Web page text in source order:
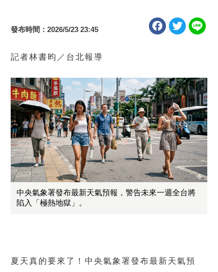
發布時間：2026/5/23 23:45
記者林書昀／台北報導
中央氣象署發布最新天氣預報，警告未來一週全台將
陷入「極熱地獄」。
夏天真的要來了！中央氣象署發布最新天氣預